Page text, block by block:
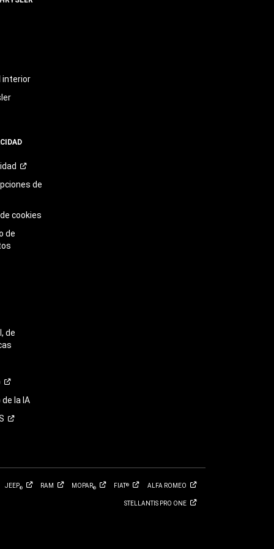
interior
de
cookies
de
de
la IA
JEEP® RAM MOPAR® FIAT® ALFA ROMEO
STELLANTIS PRO ONE